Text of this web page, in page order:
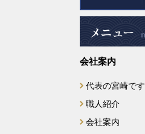
会社案内
代表の宮崎です
職人紹介
会社案内